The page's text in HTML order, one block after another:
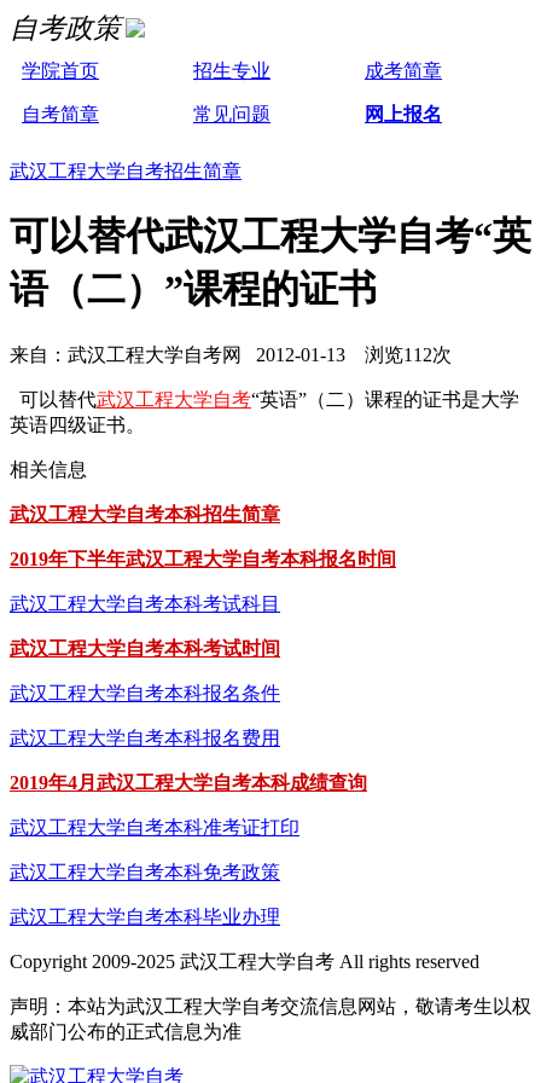
自考政策
学院首页 招生专业 成考简章
自考简章 常见问题 网上报名
武汉工程大学自考招生简章
可以替代武汉工程大学自考“英
语（二）”课程的证书
来自：武汉工程大学自考网 2012-01-13 浏览112次
可以替代武汉工程大学自考“英语”（二）课程的证书是大学
英语四级证书。
相关信息
武汉工程大学自考本科招生简章
2019年下半年武汉工程大学自考本科报名时间
武汉工程大学自考本科考试科目
武汉工程大学自考本科考试时间
武汉工程大学自考本科报名条件
武汉工程大学自考本科报名费用
2019年4月武汉工程大学自考本科成绩查询
武汉工程大学自考本科准考证打印
武汉工程大学自考本科免考政策
武汉工程大学自考本科毕业办理
Copyright 2009-2025 武汉工程大学自考 All rights reserved
声明：本站为武汉工程大学自考交流信息网站，敬请考生以权
威部门公布的正式信息为准